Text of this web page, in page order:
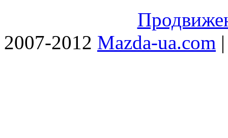
2007-2012 Mazda-ua.com